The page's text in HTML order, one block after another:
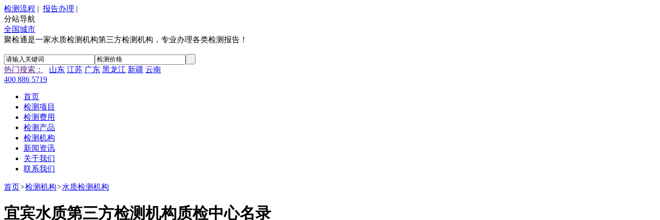
检测流程 | 报告办理 |
分站导航
全国城市
聚检通是一家水质检测机构第三方检测机构，专业办理各类检测报告！
热门搜索： 山东 江苏 广东 黑龙江 新疆 云南
400 886 5719
首页
检测项目
检测费用
检测产品
检测机构
新闻资讯
关于我们
联系我们
首页>检测机构>水质检测机构
宜宾水质第三方检测机构质检中心名录